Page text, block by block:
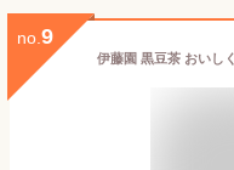
no. 9
伊藤園 黒豆茶 おいし